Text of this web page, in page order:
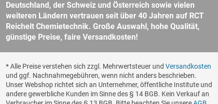
Deutschland, der Schweiz und Österreich sowie vielen
weiteren Ländern vertrauen seit über 40 Jahren auf RCT
Reichelt Chemietechnik. Große Auswahl, hohe Qualität,
günstige Preise, faire Versandkosten!
* Alle Preise verstehen sich zzgl. Mehrwertsteuer und Versandkosten
und ggf. Nachnahmegebühren, wenn nicht anders beschrieben.
Unser Webshop richtet sich an Unternehmer, öffentliche Institute und
andere gewerbliche Kunden im Sinne des § 14 BGB. Kein Verkauf an